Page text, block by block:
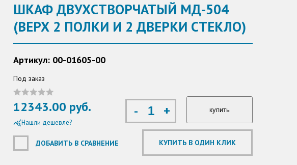
ШКАФ ДВУХСТВОРЧАТЫЙ МД-504
(ВЕРХ 2 ПОЛКИ И 2 ДВЕРКИ СТЕКЛО)
Артикул: 00-01605-00
Под заказ
12343.00 руб. - +
query_statsНашли дешевле?
ДОБАВИТЬ В СРАВНЕНИЕ